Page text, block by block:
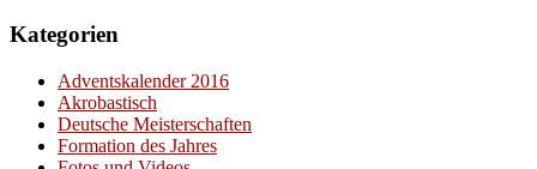
Kategorien
Adventskalender 2016
Akrobastisch
Deutsche Meisterschaften
Formation des Jahres